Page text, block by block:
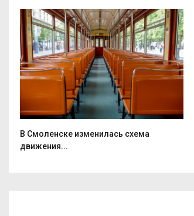
В Смоленске изменилась схема
движения...